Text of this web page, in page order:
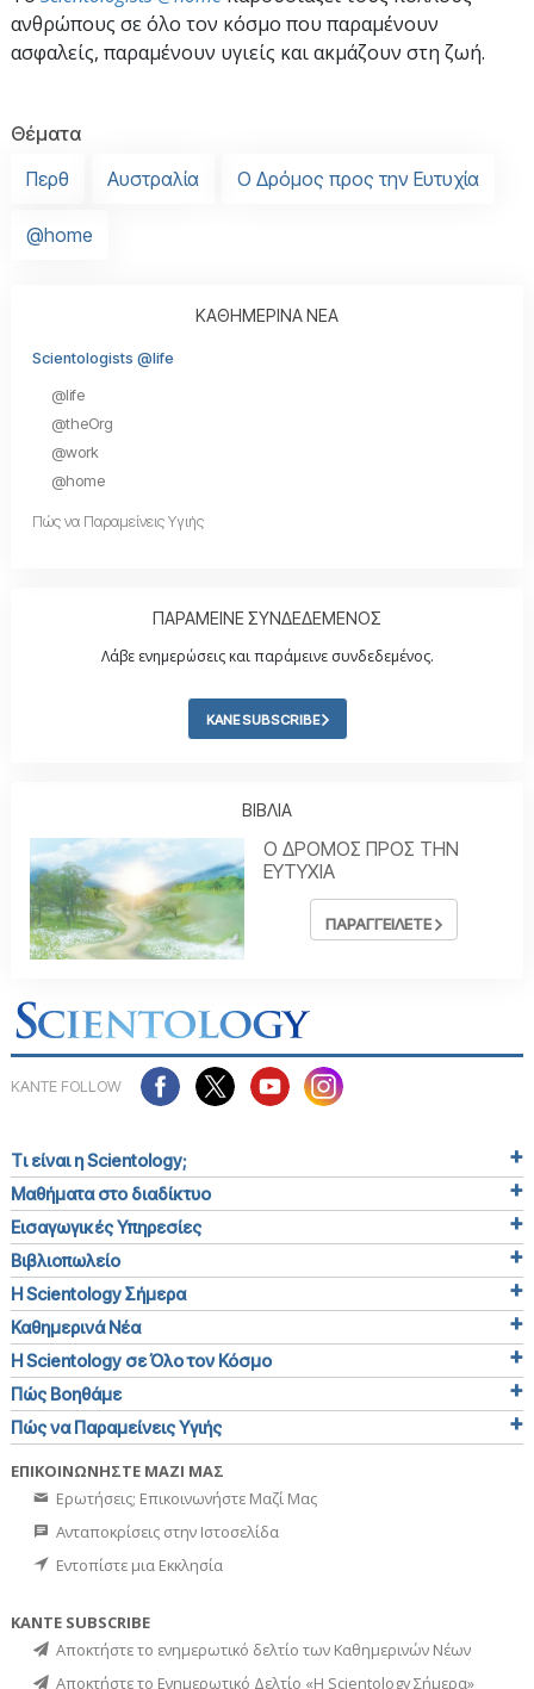
ανθρώπους σε όλο τον κόσμο που παραμένουν
ασφαλείς, παραμένουν υγιείς και ακμάζουν στη ζωή.
Θέματα
Περθ
Αυστραλία Ο Δρόμος προς την Ευτυχία
@home
ΚΑΘΗΜΕΡΙΝΑ ΝΕΑ
Scientologists @life
@life
@theOrg
@work
@home
Πώς να Παραμείνεις Υγιής
ΠΑΡΑΜΕΙΝΕ ΣΥΝΔΕΔΕΜΕΝΟΣ
Λάβε ενημερώσεις και παράμεινε συνδεδεμένος.
ΚΑΝΕ SUBSCRIBE
ΒΙΒΛΙΑ
Ο ΔΡΟΜΟΣ ΠΡΟΣ ΤΗΝ
ΕΥΤΥΧΙΑ
ΠΑΡΑΓΓΕΙΛΕΤΕ
ΚΑΝΤΕ FOLLOW
Τι είναι η Scientology;
Μαθήματα στο διαδίκτυο
Εισαγωγικές Υπηρεσίες
Βιβλιοπωλείο
Η Scientology Σήμερα
Καθημερινά Νέα
Η Scientology σε Όλο τον Κόσμο
Πώς Βοηθάμε
Πώς να Παραμείνεις Υγιής
ΕΠΙΚΟΙΝΩΝΗΣΤΕ ΜΑΖΙ ΜΑΣ
Ερωτήσεις; Επικοινωνήστε Μαζί Μας
Ανταποκρίσεις στην Ιστοσελίδα
Εντοπίστε μια Εκκλησία
ΚΑΝΤΕ SUBSCRIBE
Αποκτήστε το ενημερωτικό δελτίο των Καθημερινών Νέων
Αποκτήστε το Ενημερωτικό Δελτίο «Η Scientology Σήμερα»